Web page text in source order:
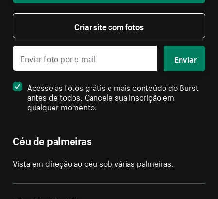
Céu de palmeiras
Vista em direção ao céu sob várias palmeiras.
Criar site com fotos
Enviar
Acesse as fotos grátis e mais conteúdo do Burst
antes de todos. Cancele sua inscrição em
qualquer momento.